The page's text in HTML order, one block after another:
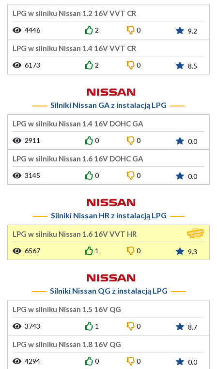
LPG w silniku Nissan 1.2 16V VVT CR
4446 2 0 9.2
LPG w silniku Nissan 1.4 16V VVT CR
6173 2 0 8.5
Silniki Nissan GA z instalacją LPG
LPG w silniku Nissan 1.4 16V DOHC GA
2911 0 0 0.0
LPG w silniku Nissan 1.6 16V DOHC GA
3145 0 0 0.0
Silniki Nissan HR z instalacją LPG
LPG w silniku Nissan 1.6 16V VVT HR
6567 1 0 9.3
Silniki Nissan QG z instalacją LPG
LPG w silniku Nissan 1.5 16V QG
3743 1 0 8.7
LPG w silniku Nissan 1.8 16V QG
4294 0 0 0.0